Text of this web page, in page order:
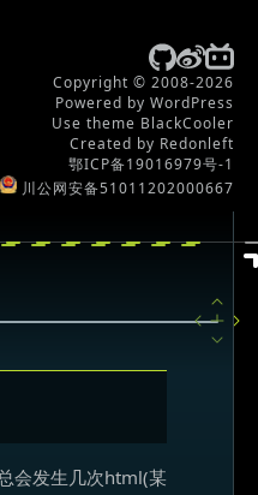
Copyright © 2008-2026
Powered by WordPress
Use theme BlackCooler
Created by Redonleft
鄂ICP备19016979号-1
川公网安备51011202000667
会发生几次html(某